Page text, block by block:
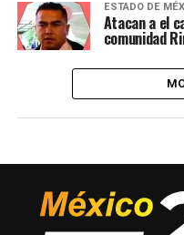
ESTADO DE
Atacan a el
comunidad